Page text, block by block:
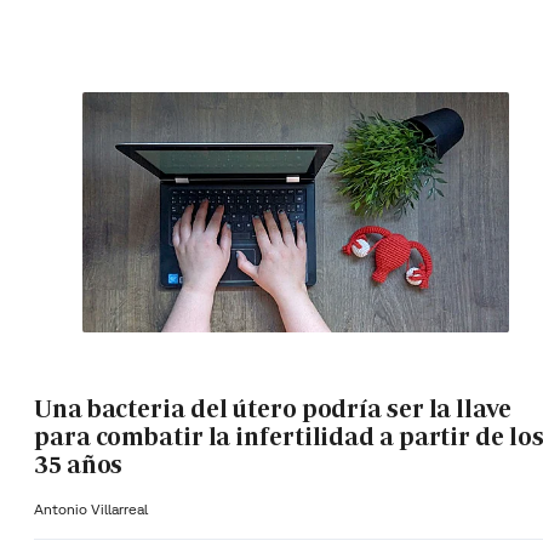
Una bacteria del útero podría ser la llave
para combatir la infertilidad a partir de los
35 años
Antonio Villarreal